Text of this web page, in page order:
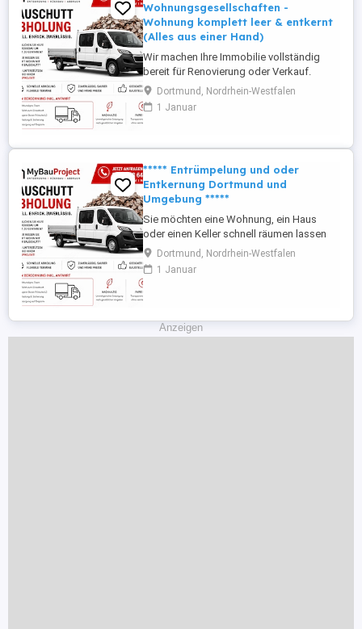
Wohnungsgesellschaften -
Wohnung komplett leer & entkernt
(Alles aus einer Hand)
Wir machen Ihre Immobilie vollständig
bereit für Renovierung oder Verkauf.
komplette Entrümpelung(auch Messie
Wohnungen) Rückbau & Entkernung
Böden, Tapeten, Möbel & Küchen
kümmern Besonders ...
Dortmund, Nordrhein-Westfalen
1 Januar
***** Entrümpelung und oder
Entkernung Dortmund und
Umgebung *****
Sie möchten eine Wohnung, ein Haus
oder einen Keller schnell räumen lassen
oder planen eine Renovierung? Wir
übernehmen alles aus einer Hand:
Entrümpelung aller Räume
Möbeln Tapeten, Böden & Verkleidungen
entfernen Fliesen ...
Dortmund, Nordrhein-Westfalen
1 Januar
Anzeigen